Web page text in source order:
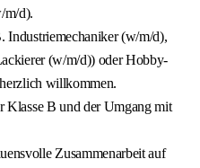
m/d).
Industriemechaniker (w/m/d),
(w/m/d)) oder Hobby-
willkommen.
Klasse B und der Umgang mit
Zusammenarbeit auf